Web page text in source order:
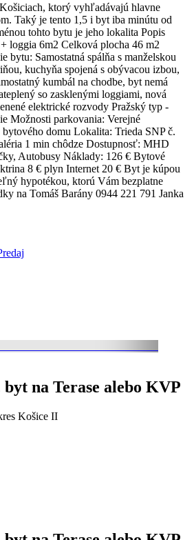
ktorý vyhľadávajú hlavne
Taký je tento 1,5 i byt iba minútu od
tohto bytu je jeho lokalita Popis
loggia 6m2 Celková plocha 46 m2
bytu: Samostatná spálňa s manželskou
kuchyňa spojená s obývacou izbou,
kumbál na chodbe, byt nemá
so zasklenými loggiami, nová
elektrické rozvody Pražský typ -
Možnosti parkovania: Verejné
domu Lokalita: Trieda SNP č.
1 min chôdze Dostupnosť: MHD
Autobusy Náklady: 126 € Bytové
8 € plyn Internet 20 € Byt je kúpou
hypotékou, ktorú Vám bezplatne
na Tomáš Barány 0944 221 791 Janka
na Terase alebo KVP
Košice II